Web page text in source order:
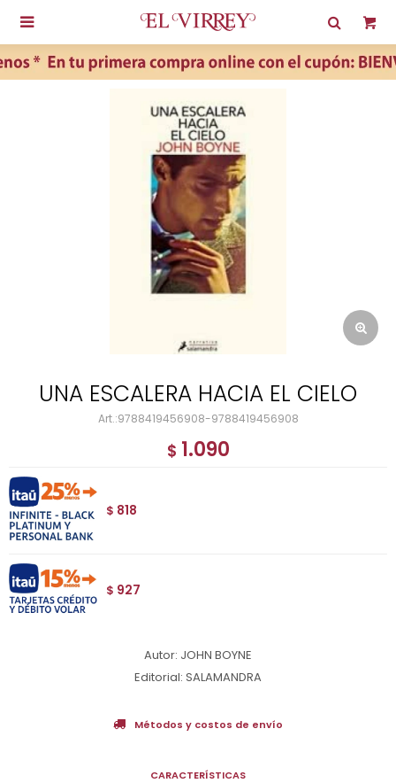

UNA ESCALERA HACIA EL CIELO
9788419456908-9788419456908
$ 1.090
$ 818
$ 927
Autor: JOHN BOYNE
Editorial: SALAMANDRA
Métodos y costos de envío
CARACTERÍSTICAS